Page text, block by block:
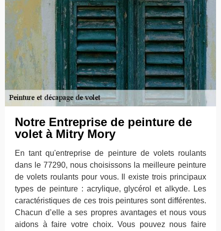
Notre Entreprise de peinture de
volet à Mitry Mory
En tant qu'entreprise de peinture de volets roulants
dans le 77290, nous choisissons la meilleure peinture
de volets roulants pour vous. Il existe trois principaux
types de peinture : acrylique, glycérol et alkyde. Les
caractéristiques de ces trois peintures sont différentes.
Chacun d’elle a ses propres avantages et nous vous
aidons à faire votre choix. Vous pouvez nous faire